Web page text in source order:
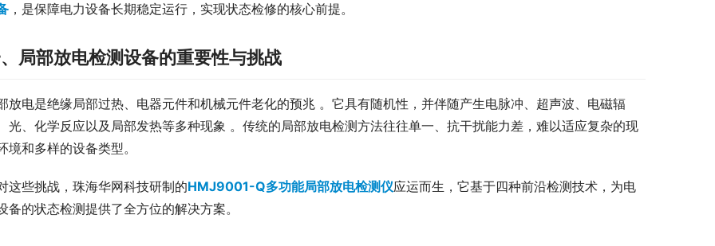
，是保障电力设备长期稳定运行，实现状态检修的核心前提。
局部放电检测设备的重要性与挑战
放电是绝缘局部过热、电器元件和机械元件老化的预兆 。它具有随机性，并伴随产生电脉冲、超声波、电磁辐
光、化学反应以及局部发热等多种现象 。传统的局部放电检测方法往往单一、抗干扰能力差，难以适应复杂的现
境和多样的设备类型。
这些挑战，珠海华网科技研制的HMJ9001-Q多功能局部放电检测仪应运而生，它基于四种前沿检测技术，为电
备的状态检测提供了全方位的解决方案。